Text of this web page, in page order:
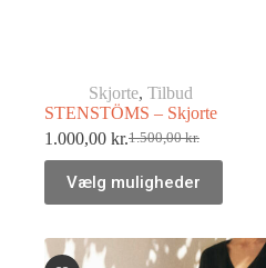
Skjorte, Tilbud
STENSTÖMS – Skjorte
1.500,00kr.
1.000,00 kr.
Vælg muligheder